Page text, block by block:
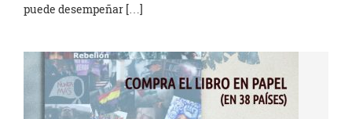
puede desempeñar […]